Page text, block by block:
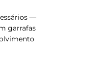
—
garrafas